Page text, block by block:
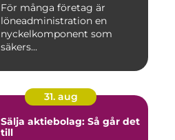
För många företag är
löneadministration en
nyckelkomponent som
säkers...
31. aug
Sälja aktiebolag: Så går det
till